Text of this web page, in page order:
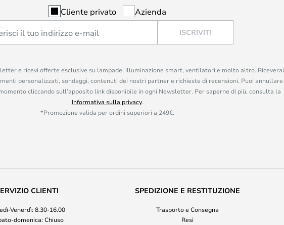
Cliente privato Azienda
ISCRIVITI
e ricevi offerte esclusive su lampade, illuminazione smart, ventilatori e molto altro. Riceverai
personalizzati, sondaggi, contenuti dei nostri partner e richieste di recensioni. Puoi annullare
cliccando sull’apposito link disponibile in ogni Newsletter. Per saperne di più, consulta la
Informativa sulla privacy.
*Promozione valida per ordini superiori a 249€.
CLIENTI
Venerdì: 8.30-16.00
domenica: Chiuso
SPEDIZIONE E RESTITUZIONE
Trasporto e Consegna
Resi